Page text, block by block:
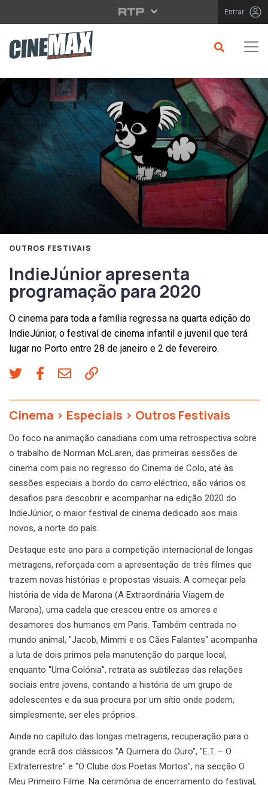
Saltar para o conteúdo principal Entrar
OUTROS FESTIVAIS
IndieJúnior apresenta
programação para 2020
O cinema para toda a família regressa na quarta edição do
IndieJúnior, o festival de cinema infantil e juvenil que terá
lugar no Porto entre 28 de janeiro e 2 de fevereiro.
Cinema > Especiais > Outros Festivais
Do foco na animação canadiana com uma retrospectiva sobre
o trabalho de Norman McLaren, das primeiras sessões de
cinema com pais no regresso do Cinema de Colo, até às
sessões especiais a bordo do carro eléctrico, são vários os
desafios para descobrir e acompanhar na edição 2020 do
IndieJúnior, o maior festival de cinema dedicado aos mais
novos, a norte do país.
Destaque este ano para a competição internacional de longas
metragens, reforçada com a apresentação de três filmes que
trazem novas histórias e propostas visuais. A começar pela
história de vida de Marona (A Extraordinária Viagem de
Marona), uma cadela que cresceu entre os amores e
desamores dos humanos em Paris. Também centrada no
mundo animal, "Jacob, Mimmi e os Cães Falantes" acompanha
a luta de dois primos pela manutenção do parque local,
enquanto "Uma Colónia", retrata as subtilezas das relações
sociais entre jovens, contando a história de um grupo de
adolescentes e da sua procura por um sítio onde podem,
simplesmente, ser eles próprios.
Ainda no capítulo das longas metragens, recuperação para o
grande ecrã dos clássicos "A Quimera do Ouro", "E.T. – O
Extraterrestre" e "O Clube dos Poetas Mortos", na secção O
Meu Primeiro Filme. Na cerimónia de encerramento do festival,